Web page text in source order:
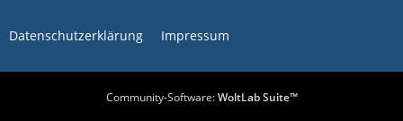
Datenschutzerklärung Impressum
Community-Software:WoltLab Suite™